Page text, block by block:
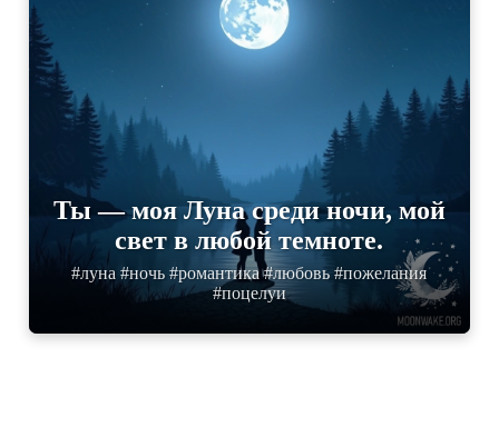
Ты — моя Луна среди ночи, мой
свет в любой темноте.
#луна #ночь #романтика #любовь #пожелания
#поцелуи